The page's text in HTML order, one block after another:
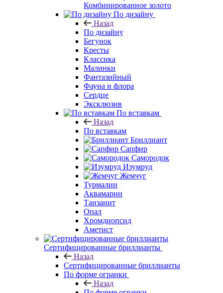
Комбинированное золото
По дизайну
Назад
По дизайну
Бегунок
Кресты
Классика
Малинки
Фантазийный
Фауна и флора
Сердце
Эксклюзив
По вставкам
Назад
По вставкам
Бриллиант
Сапфир
Самородок
Изумруд
Жемчуг
Турмалин
Аквамарин
Танзанит
Опал
Хромдиопсид
Аметист
Сертифицированные бриллианты
Назад
Сертифицированные бриллианты
По форме огранки
Назад